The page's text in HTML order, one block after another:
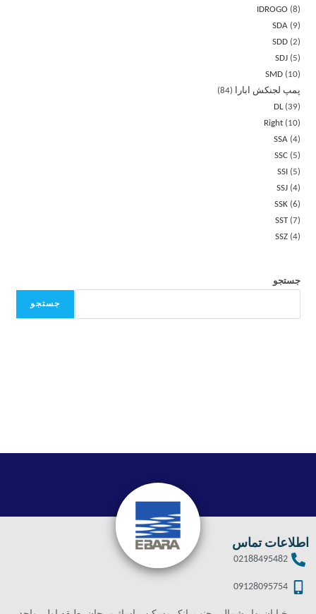
IDROGO
8
SDA
9
SDD 2
SDJ
5
SMD
10
پمپ لجنکش ابارا
84
DL 39
Right
10
SSA 4
SSC
5
SSI
5
SSJ 4
SSK 6
SST 7
SSZ 4
جستجو
جستجو
اطلاعات تماس
02188495482
09128095754